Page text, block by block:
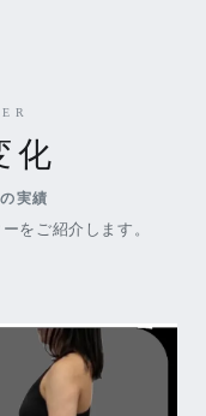
化
実績
をご紹介します。